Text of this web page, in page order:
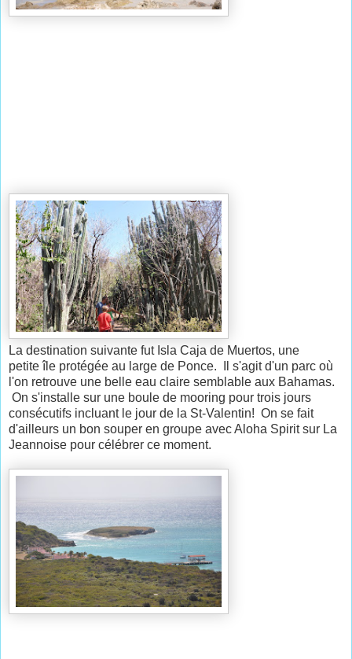
La destination suivante fut Isla Caja de Muertos, une
petite île protégée au large de Ponce. Il s'agit d'un parc où
l'on retrouve une belle eau claire semblable aux Bahamas.
On s'installe sur une boule de mooring pour trois jours
consécutifs incluant le jour de la St-Valentin! On se fait
d'ailleurs un bon souper en groupe avec Aloha Spirit sur La
Jeannoise pour célébrer ce moment.